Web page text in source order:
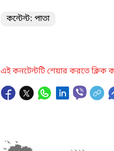
কন্টেন্ট: পাতা
এই কনটেন্টটি শেয়ার করতে ক্লিক